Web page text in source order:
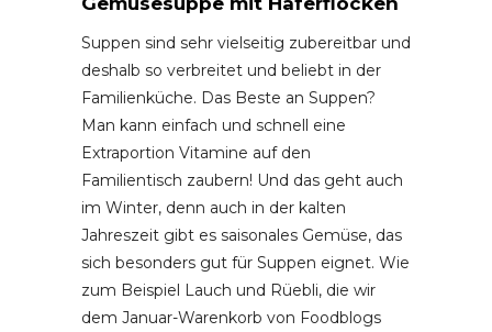
Suppen sind sehr vielseitig zubereitbar und
deshalb so verbreitet und beliebt in der
Familienküche. Das Beste an Suppen?
Man kann einfach und schnell eine
Extraportion Vitamine auf den
Familientisch zaubern! Und das geht auch
im Winter, denn auch in der kalten
Jahreszeit gibt es saisonales Gemüse, das
sich besonders gut für Suppen eignet. Wie
zum Beispiel Lauch und Rüebli, die wir
dem Januar-Warenkorb von Foodblogs